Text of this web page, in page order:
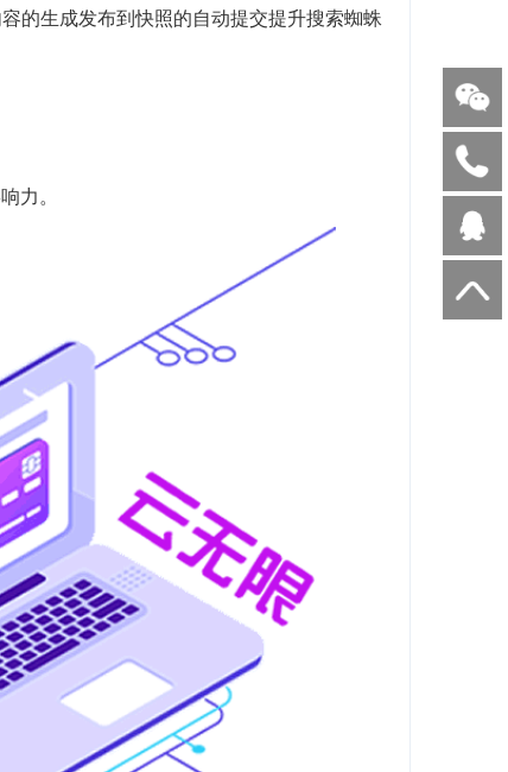
的生成发布到快照的自动提交提升搜索蜘蛛
力。